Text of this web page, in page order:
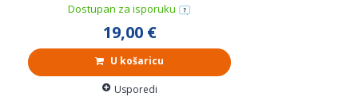
Dostupan za isporuku
19,00 €
U košaricu
Usporedi